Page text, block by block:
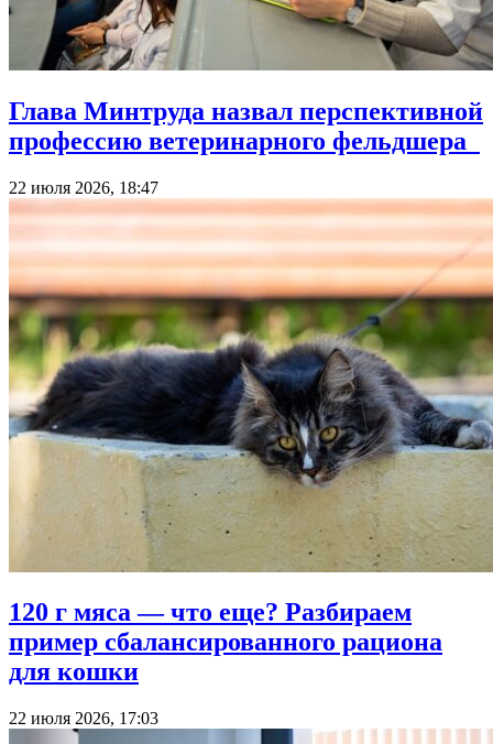
Глава Минтруда назвал перспективной
профессию ветеринарного фельдшера
22 июля 2026, 18:47
120 г мяса — что еще? Разбираем
пример сбалансированного рациона
для кошки
22 июля 2026, 17:03